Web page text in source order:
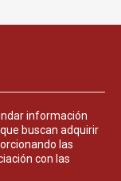
información
buscan adquirir
las
con las